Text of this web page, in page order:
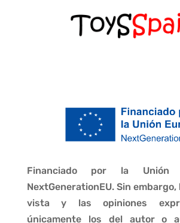
Financiado por la Unión
NextGenerationEU. Sin
vista y las opiniones
únicamente los del autor o